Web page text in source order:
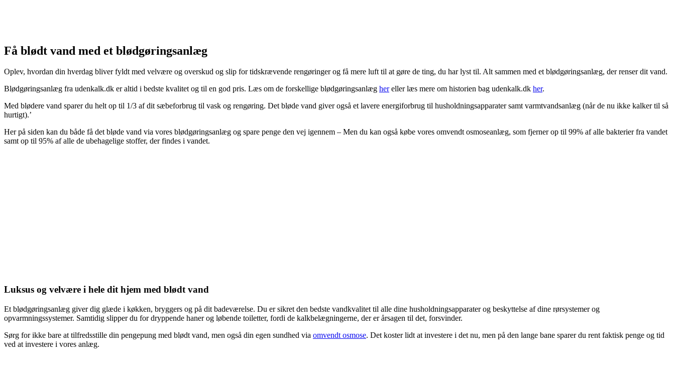
Få blødt vand med et blødgøringsanlæg
Oplev, hvordan din hverdag bliver fyldt med velvære og overskud og slip for tidskrævende rengøringer og få mere luft til at gøre de ting, du har lyst til. Alt sammen med et blødgøringsanlæg, der renser dit vand.
Blødgøringsanlæg fra udenkalk.dk er altid i bedste kvalitet og til en god pris. Læs om de forskellige blødgøringsanlæg hereller læs mere om historien bag udenkalk.dk her.
Med blødere vand sparer du helt op til 1/3 af dit sæbeforbrug til vask og rengøring. Det bløde vand giver også et lavere energiforbrug til husholdningsapparater samt varmtvandsanlæg (når de nu ikke kalker til så
hurtigt).’
Her på siden kan du både få det bløde vand via vores blødgøringsanlæg og spare penge den vej igennem – Men du kan også købe vores omvendt osmoseanlæg, som fjerner op til 99% af alle bakterier fra vandet
samt op til 95% af alle de ubehagelige stoffer, der findes i vandet.
Luksus og velvære i hele dit hjem med blødt vand
Et blødgøringsanlæg giver dig glæde i køkken, bryggers og på dit badeværelse. Du er sikret den bedste vandkvalitet til alle dine husholdningsapparater og beskyttelse af dine rørsystemer og
opvarmningssystemer. Samtidig slipper du for dryppende haner og løbende toiletter, fordi de kalkbelægningerne, der er årsagen til det, forsvinder.
Sørg for ikke bare at tilfredsstille din pengepung med blødt vand, men også din egen sundhed via omvendt osmose. Det koster lidt at investere i det nu, men på den lange bane sparer du rent faktisk penge og tid
ved at investere i vores anlæg.